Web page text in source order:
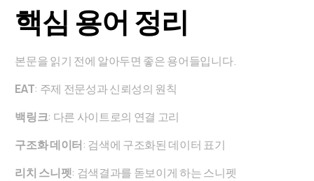
핵심 용어 정리
본문을 읽기 전에 알아두면 좋은 용어들입니다.
EAT: 주제 전문성과 신뢰성의 원칙
백링크: 다른 사이트로의 연결 고리
구조화 데이터: 검색에 구조화된 데이터 표기
리치 스니펫: 검색결과를 돋보이게 하는 스니펫